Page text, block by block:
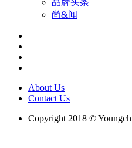
品牌头条
尚&闻
About Us
Contact Us
Copyright 2018 ©